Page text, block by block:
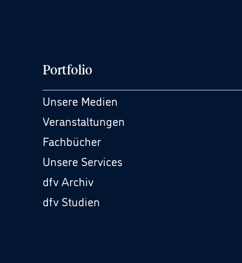
Portfolio
Unsere Medien
Veranstaltungen
Fachbücher
Unsere Services
dfv Archiv
dfv Studien